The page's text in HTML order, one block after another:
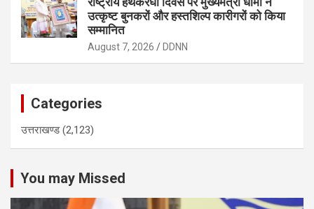
उत्कृष्ट बुनकरों और हस्तशिल्प कारीगरों को किया
सम्मानित
August 7, 2026 DDNN
Categories
उत्तराखण्ड(2,123)
You may Missed